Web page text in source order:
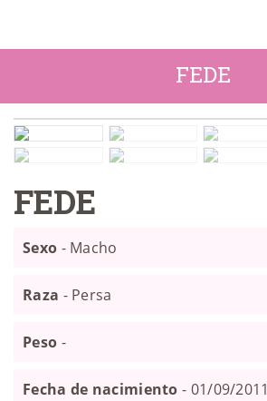
FEDE
ANIMALES
NOTICIAS
ACTIVIDADES
CONTACTO
FEDE
Sexo - Macho
Raza - Persa
Peso -
Fecha de nacimiento - 01/09/2011